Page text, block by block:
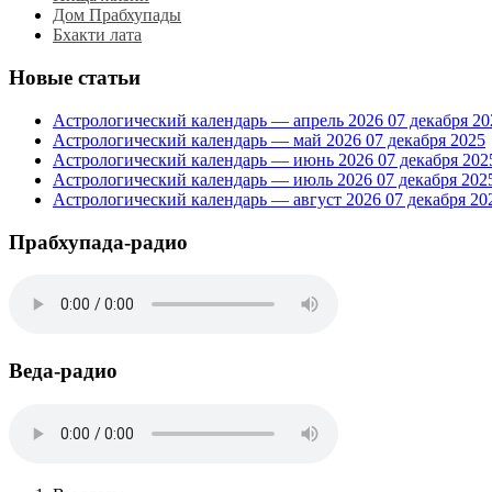
Дом Прабхупады
Бхакти лата
Новые статьи
Астрологический календарь — апрель 2026 07 декабря
Астрологический календарь — май 2026 07 декабря 2025
Астрологический календарь — июнь 2026 07 декабря
Астрологический календарь — июль 2026 07 декабря
Астрологический календарь — август 2026 07 декабря
Прабхупада-радио
Веда-радио